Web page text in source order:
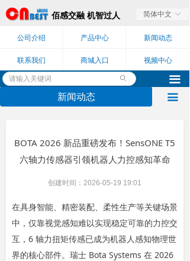
佰感交融 机智过人 ꀅ
简体中文
끀
ꄙ
公司介绍 产品中心 新闻动态
联系我们 商城入口 视频中心
新闻动态 끀
BOTA 2026 新品重磅发布！SensONE T5
六轴力传感器引领机器人力控感知革命
创建时间： 2026-05-19 19:01
在具身智能、精密装配、柔性生产等关键场景
中，仅靠视觉感知难以实现稳定可靠的力控交
互，6 轴力扭矩传感已成为机器人感知物理世
界的核心部件。瑞士 Bota Systems 在 2026